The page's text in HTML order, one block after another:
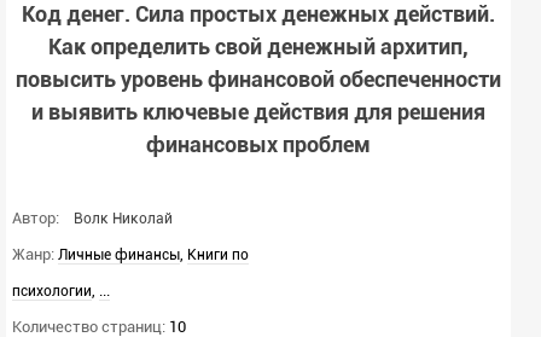
Код денег. Сила простых денежных действий.
Как определить свой денежный архитип,
повысить уровень финансовой обеспеченности
и выявить ключевые действия для решения
финансовых проблем
Автор: Волк Николай
Жанр: Личные финансы, Книги по
психологии, ...
Количество страниц: 10